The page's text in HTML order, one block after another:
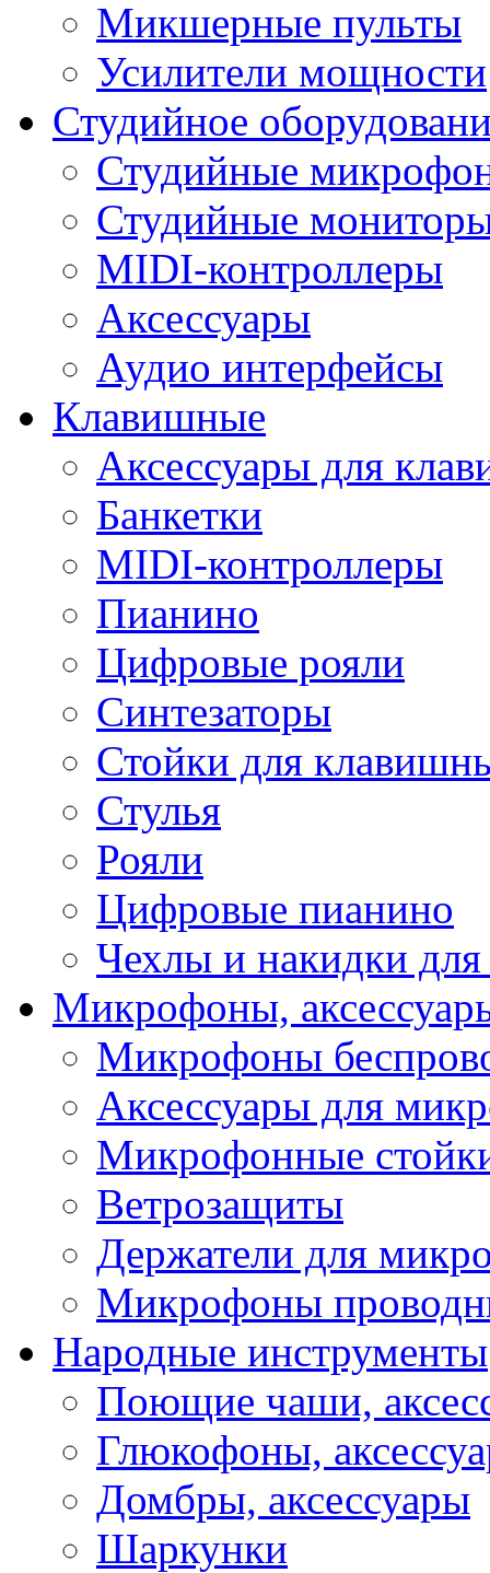
Микшерные пульты
Усилители мощности
Студийное
Студийные
Студийные
MIDI-контроллеры
Аксессуары
Аудио интерфейсы
Клавишные
Аксессуары для
Банкетки
MIDI-контроллеры
Пианино
Цифровые рояли
Синтезаторы
Стойки для
Стулья
Рояли
Цифровые пианино
Чехлы и накидки
Микрофоны,
Микрофоны
Аксессуары для
Микрофонные
Ветрозащиты
Держатели для
Микрофоны
Народные инструменты
Поющие чаши,
Глюкофоны,
Домбры, аксессуары
Шаркунки